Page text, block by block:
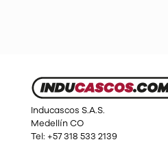
Inducascos S.A.S.
Medellín CO
Tel: +57 318 533 2139